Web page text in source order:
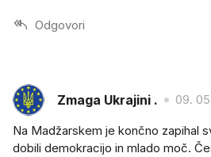
Odgovori
Zmaga Ukrajini . 09.
Na Madžarskem je končno zapihal
dobili demokracijo in mlado moč.